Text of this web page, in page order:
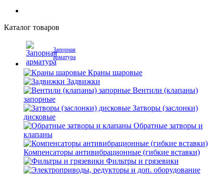
Каталог товаров
Запорная
арматура
Краны шаровые
Задвижки
Вентили (клапаны)
запорные
Затворы (заслонки)
дисковые
Обратные затворы и
клапаны
Компенсаторы антивибрационные (гибкие вставки)
Фильтры и грязевики